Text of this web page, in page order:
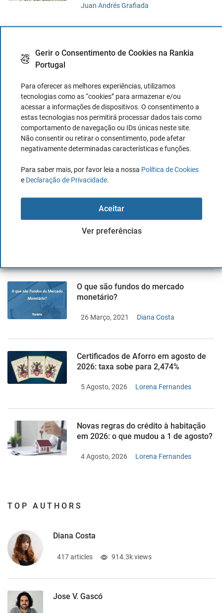
Gerir o Consentimento de Cookies na Rankia
Portugal
Para oferecer as melhores experiências, utilizamos
tecnologias como as “cookies” para armazenar e/ou
acessar a informações de dispositivos. O consentimento a
estas tecnologias nos permitirá processar dados tais como
comportamento de navegação ou IDs únicas neste site.
Não consentir ou retirar o consentimento, pode afetar
negativamente determinadas características e funções.
Para saber mais, por favor leia a nossa Política de Cookies
e Declaração de Privacidade
Aceitar
Ver preferências
Juan Andrés Grafiada
prazo
LATEST PUBLISHED ARTICLES
Onde guardar o fundo de emergência?
O que são fundos do mercado
monetário?
26 Março, 2021 Diana Costa
Certificados de Aforro em agosto de
2026: taxa sobe para 2,474%
5 Agosto, 2026 Lorena Fernandes
Novas regras do crédito à habitação
em 2026: o que mudou a 1 de agosto?
4 Agosto, 2026 Lorena Fernandes
TOP AUTHORS
Diana Costa
417 articles 914.3k views
Jose V. Gascó